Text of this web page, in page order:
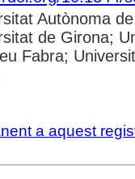
Autònoma
de Girona;
Fabra;
a aquest